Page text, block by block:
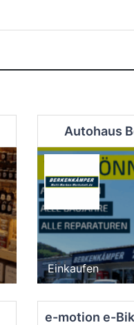
Autohaus
Einkaufen